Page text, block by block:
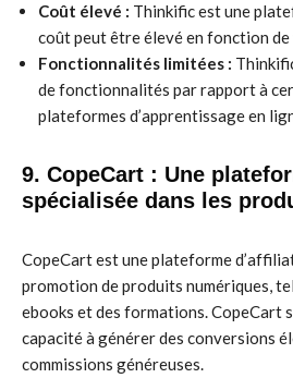
Coût élevé : Thinkific est une
coût peut être élevé en fonction de
Fonctionnalités limitées :
de fonctionnalités par rapport à
plateformes d’apprentissage en
9. CopeCart : Une
spécialisée dans les
CopeCart est une plateforme
promotion de produits numériques,
ebooks et des formations. CopeCart
capacité à générer des conversions
commissions généreuses.